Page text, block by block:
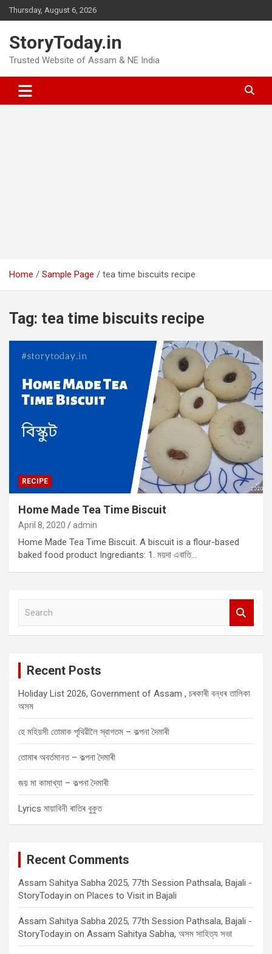
Skip
to
Thursday, August 6, 2026
StoryToday.in
Trusted Website of Assam & NE India
Home Sample Page tea time biscuits recipe
Tag: tea time biscuits recipe
RECIPE
Home Made Tea Time Biscuit
April 8, 2020 admin
Home Made Tea Time Biscuit. A biscuit is a flour-based
baked food product Ingrediants: 1. ময়দা এবাতি…
Recent Posts
Holiday List 2026, Government of Assam , চৰকাৰী বন্ধৰ তালিকা
অসম
হে মহিয়সী তোমাক পৃথিৱীলৈ স্বাগতম – কল্পনা দৈমাৰী
তোমাৰ অবৰ্তমানত – কল্পনা দৈমাৰী
জয় মা কামাখ্যা – কল্পনা দৈমাৰী
Lyrics মায়াবিনী ৰাতিৰ বুকুত
Recent Comments
Assam Sahitya Sabha 2025, 77th Session Pathsala, Bajali -
StoryToday.in on Places to Visit in Bajali
Assam Sahitya Sabha 2025, 77th Session Pathsala, Bajali -
StoryToday.in on Assam Sahitya Sabha, অসম সাহিত্য সভা